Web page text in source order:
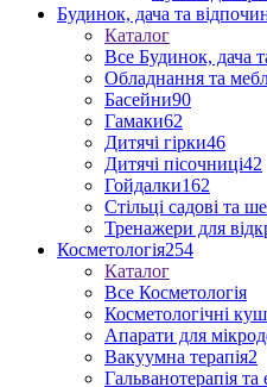
Будинок, дача та
Каталог
Все Будинок, дача
Обладнання та
Басейни90
Гамаки62
Дитячі гірки46
Дитячі пісочниці42
Гойдалки162
Стільці садові та
Тренажери для
Косметологія254
Каталог
Все Косметологія
Косметологічні
Апарати для
Вакуумна терапія2
Гальванотерапія та